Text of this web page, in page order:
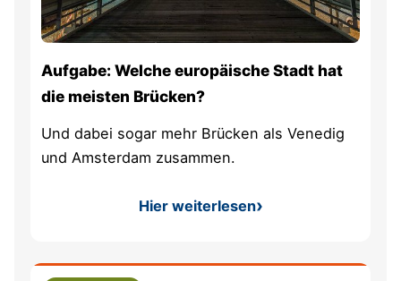
Aufgabe: Welche europäische Stadt hat
die meisten Brücken?
Und dabei sogar mehr Brücken als Venedig
und Amsterdam zusammen.
Hier weiterlesen: Welche europäische